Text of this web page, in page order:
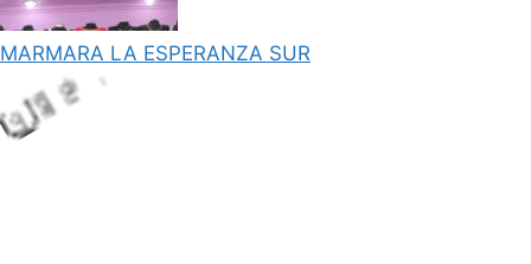
MARMARA LA ESPERANZA SUR
o
a
di
n
g
.